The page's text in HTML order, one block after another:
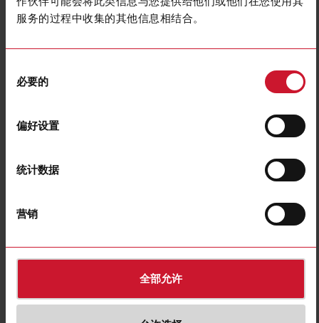
服务的过程中收集的其他信息相结合。
必要的
偏好设置
统计数据
营销
全部允许
数据表
CA18CAF08BPA2IO
详细信息
数据表